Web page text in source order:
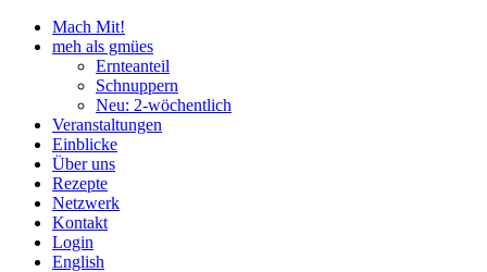
Mach Mit!
meh als gmües
Ernteanteil
Schnuppern
Neu: 2-wöchentlich
Veranstaltungen
Einblicke
Über uns
Rezepte
Netzwerk
Kontakt
Login
English